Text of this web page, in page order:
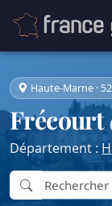
Haute-Marne · 52
Frécourt
Département :